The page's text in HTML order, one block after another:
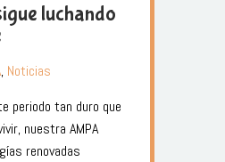
luchando
, Noticias
periodo tan duro que
nuestra AMPA
renovadas